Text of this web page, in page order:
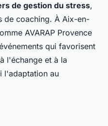
de gestion du stress,
de coaching. À Aix-en-
AVARAP Provence
qui favorisent
l'échange et à la
l'adaptation au